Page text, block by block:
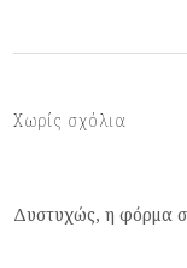
Χωρίς σχόλια
Δυστυχώς, η φόρμα